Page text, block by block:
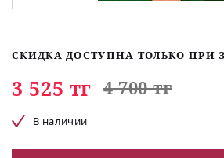
СКИДКА ДОСТУПНА ТОЛЬКО ПРИ
3 525 тг 4 700 тг
В наличии